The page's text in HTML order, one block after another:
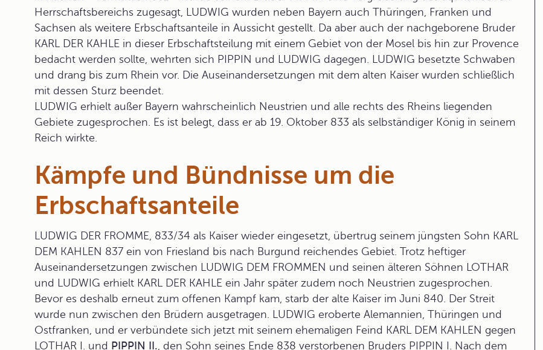
Herrschaftsbereichs zugesagt, LUDWIG wurden neben Bayern auch Thüringen, Franken und
Sachsen als weitere Erbschaftsanteile in Aussicht gestellt. Da aber auch der nachgeborene Bruder
KARL DER KAHLE in dieser Erbschaftsteilung mit einem Gebiet von der Mosel bis hin zur Provence
bedacht werden sollte, wehrten sich PIPPIN und LUDWIG dagegen. LUDWIG besetzte Schwaben
und drang bis zum Rhein vor. Die Auseinandersetzungen mit dem alten Kaiser wurden schließlich
mit dessen Sturz beendet.
LUDWIG erhielt außer Bayern wahrscheinlich Neustrien und alle rechts des Rheins liegenden
Gebiete zugesprochen. Es ist belegt, dass er ab 19. Oktober 833 als selbständiger König in seinem
Reich wirkte.
Kämpfe und Bündnisse um die
Erbschaftsanteile
LUDWIG DER FROMME, 833/34 als Kaiser wieder eingesetzt, übertrug seinem jüngsten Sohn KARL
DEM KAHLEN 837 ein von Friesland bis nach Burgund reichendes Gebiet. Trotz heftiger
Auseinandersetzungen zwischen LUDWIG DEM FROMMEN und seinen älteren Söhnen LOTHAR
und LUDWIG erhielt KARL DER KAHLE ein Jahr später zudem noch Neustrien zugesprochen.
Bevor es deshalb erneut zum offenen Kampf kam, starb der alte Kaiser im Juni 840. Der Streit
wurde nun zwischen den Brüdern ausgetragen. LUDWIG eroberte Alemannien, Thüringen und
Ostfranken, und er verbündete sich jetzt mit seinem ehemaligen Feind KARL DEM KAHLEN gegen
LOTHAR I. und PIPPIN II., den Sohn seines Ende 838 verstorbenen Bruders PIPPIN I. Nach dem